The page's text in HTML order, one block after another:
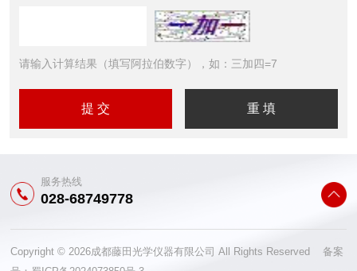
请输入计算结果（填写阿拉伯数字），如：三加四=7
服务热线
028-68749778
Copyright © 2026成都藤田光学仪器有限公司 All Rights Reserved 备案